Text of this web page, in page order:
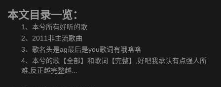
本文目录一览：
1、 本兮所有好听的歌
2、 2011非主流歌曲
3、 歌名头是ag最后是you歌词有哦咯咯
4、 本兮的歌【全部】和歌词【完整】,好吧我承认有点强人所
难,反正越完整越...